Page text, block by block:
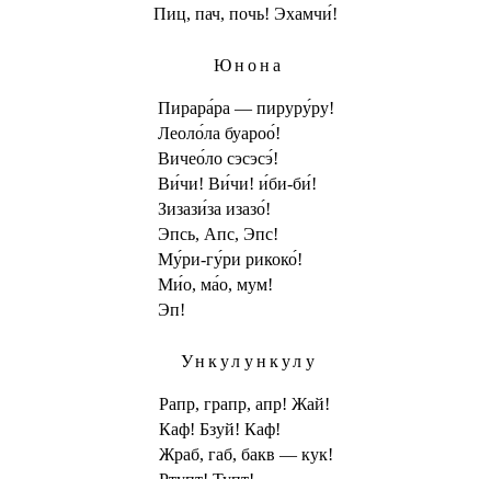
Пиц, пач, почь! Эхамчи́!
Юнона
Пирара́ра — пируру́ру!
Леоло́ла буароо́!
Вичео́ло сэсэсэ́!
Ви́чи! Ви́чи! и́би-би́!
Зизази́за изазо́!
Эпсь, Апс, Эпс!
Му́ри-гу́ри рикоко́!
Ми́о, ма́о, мум!
Эп!
Ункулункулу
Рапр, грапр, апр! Жай!
Каф! Бзуй! Каф!
Жраб, габ, бакв — кук!